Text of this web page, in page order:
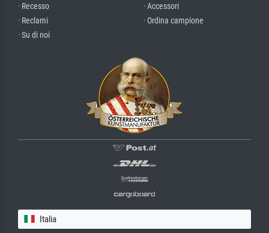
· Recesso
· Reclami
· Su di noi
· Accessori
· Ordina campione
Italia